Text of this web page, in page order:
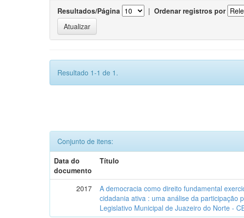
Resultados/Página | Ordenar registros por
Resultado 1-1 de 1.
Conjunto de itens:
Data do
documento
Título
2017
A democracia como direito fundamental
cidadania ativa : uma análise da participação
Legislativo Municipal de Juazeiro do Norte -